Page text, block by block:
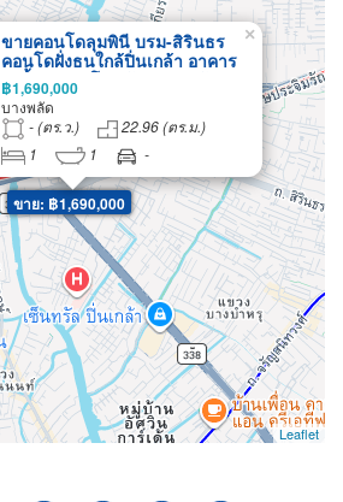
ขาย: ฿1,690,000
ขายคอนโดลุมพินี บรม-สิรินธร
คอนโดฝั่งธนใกล้ปิ่นเกล้า อาคาร
B ชั้น 22 วิวโล่ง ห้องสวย พร้อมอยู่
฿1,690,000
บางพลัด
- (ตร.ว.)
22.96 (ตร.ม.)
1
1 -
×
Leaflet